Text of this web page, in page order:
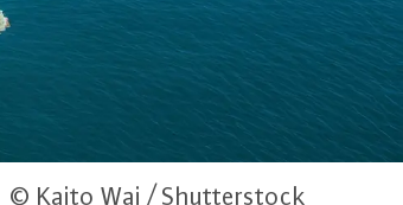
© Kaito Wai / Shutterstock